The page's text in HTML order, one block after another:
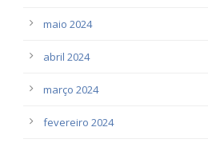
maio 2024
abril 2024
março 2024
fevereiro 2024